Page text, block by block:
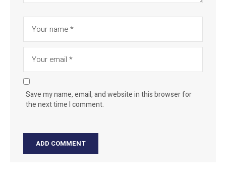
Save my name, email, and website in this browser for
the next time I comment.